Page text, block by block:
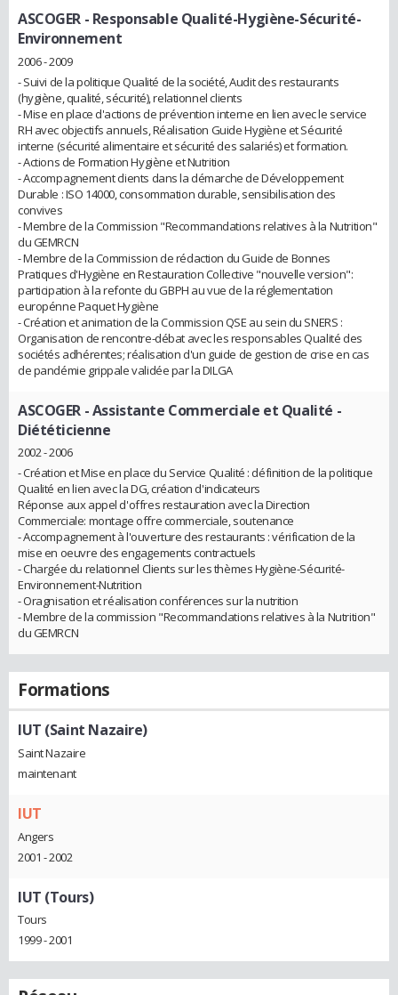
ASCOGER - Responsable Qualité-Hygiène-Sécurité-
Environnement
2006 - 2009
- Suivi de la politique Qualité de la société, Audit des restaurants
(hygiène, qualité, sécurité), relationnel clients
- Mise en place d'actions de prévention interne en lien avec le service
RH avec objectifs annuels, Réalisation Guide Hygiène et Sécurité
interne (sécurité alimentaire et sécurité des salariés) et formation.
- Actions de Formation Hygiène et Nutrition
- Accompagnement clients dans la démarche de Développement
Durable : ISO 14000, consommation durable, sensibilisation des
convives
- Membre de la Commission "Recommandations relatives à la Nutrition"
du GEMRCN
- Membre de la Commission de rédaction du Guide de Bonnes
Pratiques d'Hygiène en Restauration Collective "nouvelle version":
participation à la refonte du GBPH au vue de la réglementation
europénne Paquet Hygiène
- Création et animation de la Commission QSE au sein du SNERS :
Organisation de rencontre-débat avec les responsables Qualité des
sociétés adhérentes; réalisation d'un guide de gestion de crise en cas
de pandémie grippale validée par la DILGA
ASCOGER - Assistante Commerciale et Qualité -
Diététicienne
2002 - 2006
- Création et Mise en place du Service Qualité : définition de la politique
Qualité en lien avec la DG, création d'indicateurs
Réponse aux appel d'offres restauration avec la Direction
Commerciale: montage offre commerciale, soutenance
- Accompagnement à l'ouverture des restaurants : vérification de la
mise en oeuvre des engagements contractuels
- Chargée du relationnel Clients sur les thèmes Hygiène-Sécurité-
Environnement-Nutrition
- Oragnisation et réalisation conférences sur la nutrition
- Membre de la commission "Recommandations relatives à la Nutrition"
du GEMRCN
Formations
IUT (Saint Nazaire)
Saint Nazaire
maintenant
IUT
Angers
2001 - 2002
IUT (Tours)
Tours
1999 - 2001